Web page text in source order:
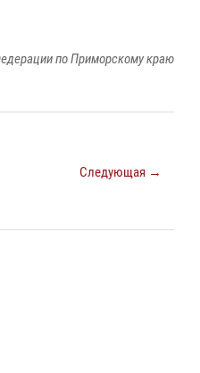
по Приморскому краю
Следующая →